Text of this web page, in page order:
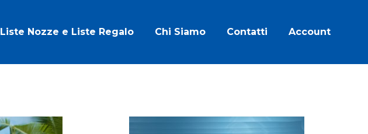
Liste Nozze e Liste Regalo Chi Siamo Contatti Account